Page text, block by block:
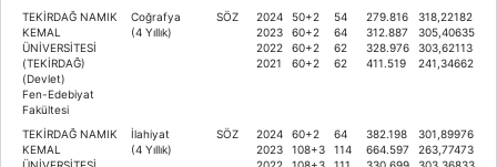
TEKİRDAĞ NAMIK
KEMAL
ÜNİVERSİTESİ
(TEKİRDAĞ)
(Devlet)
Fen-Edebiyat
Fakültesi
Coğrafya
(4 Yıllık)
SÖZ
2024
2023
2022
2021
50+2
60+2
60+2
60+2
54
64
62
62
279.816
312.887
328.976
411.519
318,22182
305,40635
303,62113
241,34662
TEKİRDAĞ NAMIK
KEMAL
İlahiyat
(4 Yıllık)
SÖZ
2024
2023
60+2
108+3
64
114
382.198
664.597
301,89976
263,77473